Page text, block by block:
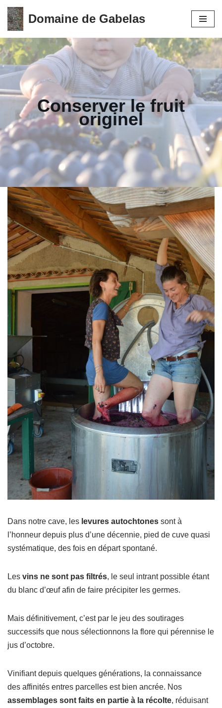
Skip
to
content
Domaine de Gabelas
Conserver le fruit
originel
Dans notre cave, les levures autochtones sont à
l’honneur depuis plus d’une décennie, pied de cuve quasi
systématique, des fois en départ spontané.
Les vins ne sont pas filtrés, le seul intrant possible étant
du blanc d’œuf afin de faire précipiter les germes.
Mais définitivement, c’est par le jeu des soutirages
successifs que nous sélectionnons la flore qui pérennise le
jus d’octobre.
Vinifiant depuis quelques générations, la connaissance
des affinités entres parcelles est bien ancrée. Nos
assemblages sont faits en partie à la récolte, réduisant